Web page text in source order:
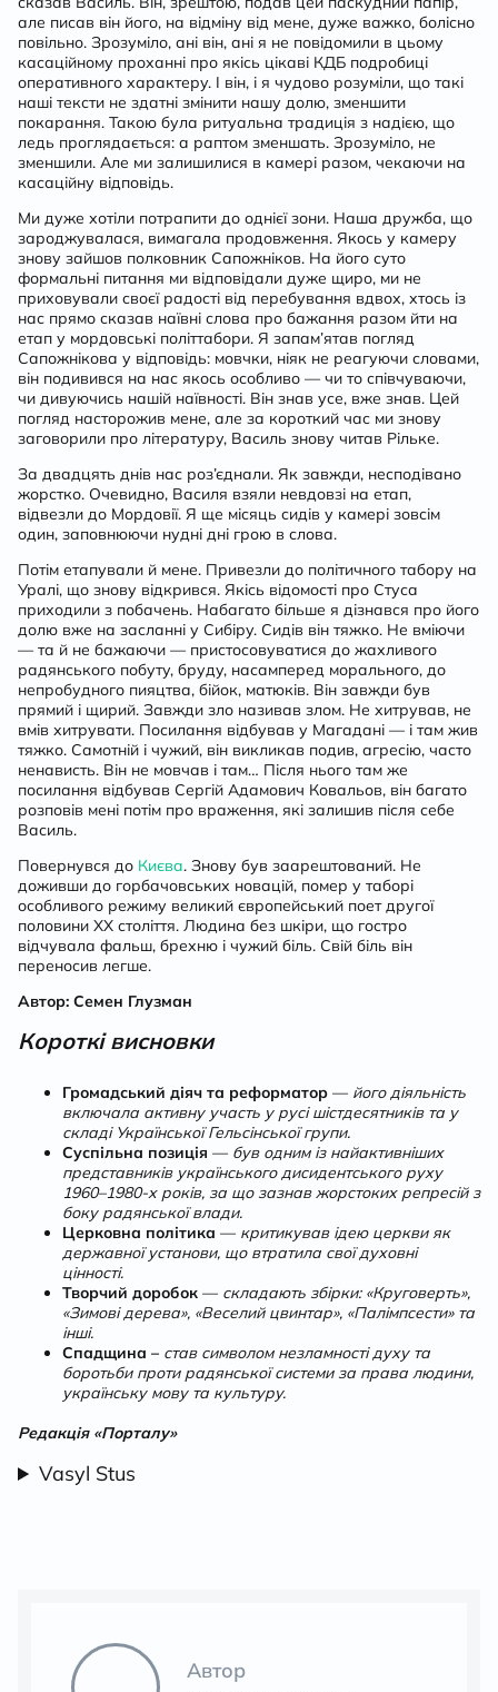
але писав він його, на відміну від мене, дуже важко, болісно
повільно. Зрозуміло, ані він, ані я не повідомили в цьому
касаційному проханні про якісь цікаві КДБ подробиці
оперативного характеру. І він, і я чудово розуміли, що такі
наші тексти не здатні змінити нашу долю, зменшити
покарання. Такою була ритуальна традиція з надією, що
ледь проглядається: а раптом зменшать. Зрозуміло, не
зменшили. Але ми залишилися в камері разом, чекаючи на
касаційну відповідь.
Ми дуже хотіли потрапити до однієї зони. Наша дружба, що
зароджувалася, вимагала продовження. Якось у камеру
знову зайшов полковник Сапожніков. На його суто
формальні питання ми відповідали дуже щиро, ми не
приховували своєї радості від перебування вдвох, хтось із
нас прямо сказав наївні слова про бажання разом йти на
етап у мордовські політтабори. Я запам’ятав погляд
Сапожнікова у відповідь: мовчки, ніяк не реагуючи словами,
він подивився на нас якось особливо — чи то співчуваючи,
чи дивуючись нашій наївності. Він знав усе, вже знав. Цей
погляд насторожив мене, але за короткий час ми знову
заговорили про літературу, Василь знову читав Рільке.
За двадцять днів нас роз’єднали. Як завжди, несподівано
жорстко. Очевидно, Василя взяли невдовзі на етап,
відвезли до Мордовії. Я ще місяць сидів у камері зовсім
один, заповнюючи нудні дні грою в слова.
Потім етапували й мене. Привезли до політичного табору на
Уралі, що знову відкрився. Якісь відомості про Стуса
приходили з побачень. Набагато більше я дізнався про його
долю вже на засланні у Сибіру. Сидів він тяжко. Не вміючи
— та й не бажаючи — пристосовуватися до жахливого
радянського побуту, бруду, насамперед морального, до
непробудного пияцтва, бійок, матюків. Він завжди був
прямий і щирий. Завжди зло називав злом. Не хитрував, не
вмів хитрувати. Посилання відбував у Магадані — і там жив
тяжко. Самотній і чужий, він викликав подив, агресію, часто
ненависть. Він не мовчав і там… Після нього там же
посилання відбував Сергій Адамович Ковальов, він багато
розповів мені потім про враження, які залишив після себе
Василь.
Повернувся до Києва. Знову був заарештований. Не
доживши до горбачовських новацій, помер у таборі
особливого режиму великий європейський поет другої
половини ХХ століття. Людина без шкіри, що гостро
відчувала фальш, брехню і чужий біль. Свій біль він
переносив легше.
Автор: Семен Глузман
Короткі висновки
Громадський діяч та реформатор — його діяльність
включала активну участь у русі шістдесятників та у
складі Української Гельсінської групи.
Суспільна позиція — був одним із найактивніших
представників українського дисидентського руху
1960–1980-х років, за що зазнав жорстоких репресій з
боку радянської влади.
Церковна політика — критикував ідею церкви як
державної установи, що втратила свої духовні
цінності.
Творчий доробок — складають збірки: «Круговерть»,
«Зимові дерева», «Веселий цвинтар», «Палімпсести» та
інші.
Спадщина – став символом незламності духу та
боротьби проти радянської системи за права людини,
українську мову та культуру.
Редакція «Порталу»
Vasyl Stus
Автор